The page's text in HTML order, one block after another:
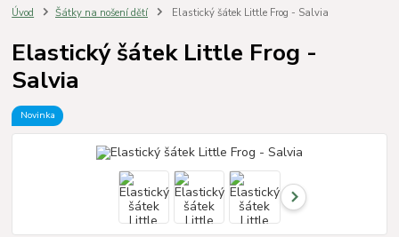
Úvod Šátky na nošení dětí Elastický šátek Little Frog - Salvia
Elastický šátek Little Frog -
Salvia
Novinka